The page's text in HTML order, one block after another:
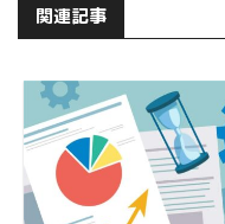
関連記事